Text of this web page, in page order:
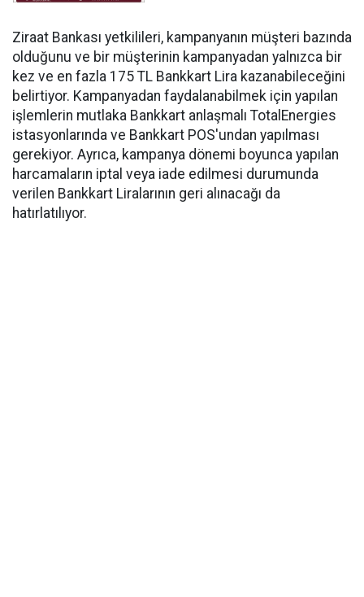
Ziraat Bankası yetkilileri, kampanyanın müşteri bazında
olduğunu ve bir müşterinin kampanyadan yalnızca bir
kez ve en fazla 175 TL Bankkart Lira kazanabileceğini
belirtiyor. Kampanyadan faydalanabilmek için yapılan
işlemlerin mutlaka Bankkart anlaşmalı TotalEnergies
istasyonlarında ve Bankkart POS'undan yapılması
gerekiyor. Ayrıca, kampanya dönemi boyunca yapılan
harcamaların iptal veya iade edilmesi durumunda
verilen Bankkart Liralarının geri alınacağı da
hatırlatılıyor.